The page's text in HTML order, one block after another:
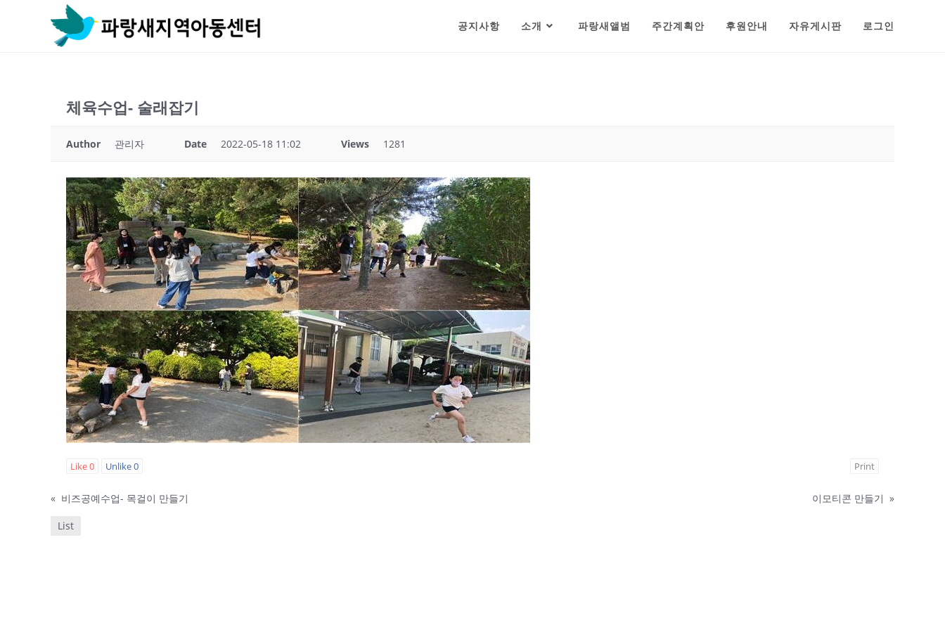
공지사항 소개 파랑새앨범 주간계획안 후원안내 자유게시판 로그인
체육수업- 술래잡기
Author 관리자 Date 2022-05-18 11:02 Views 1281
Like0 Unlike0 Print
« 비즈공예수업- 목걸이 만들기 이모티콘 만들기 »
List